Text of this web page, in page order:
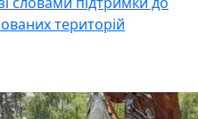
територій